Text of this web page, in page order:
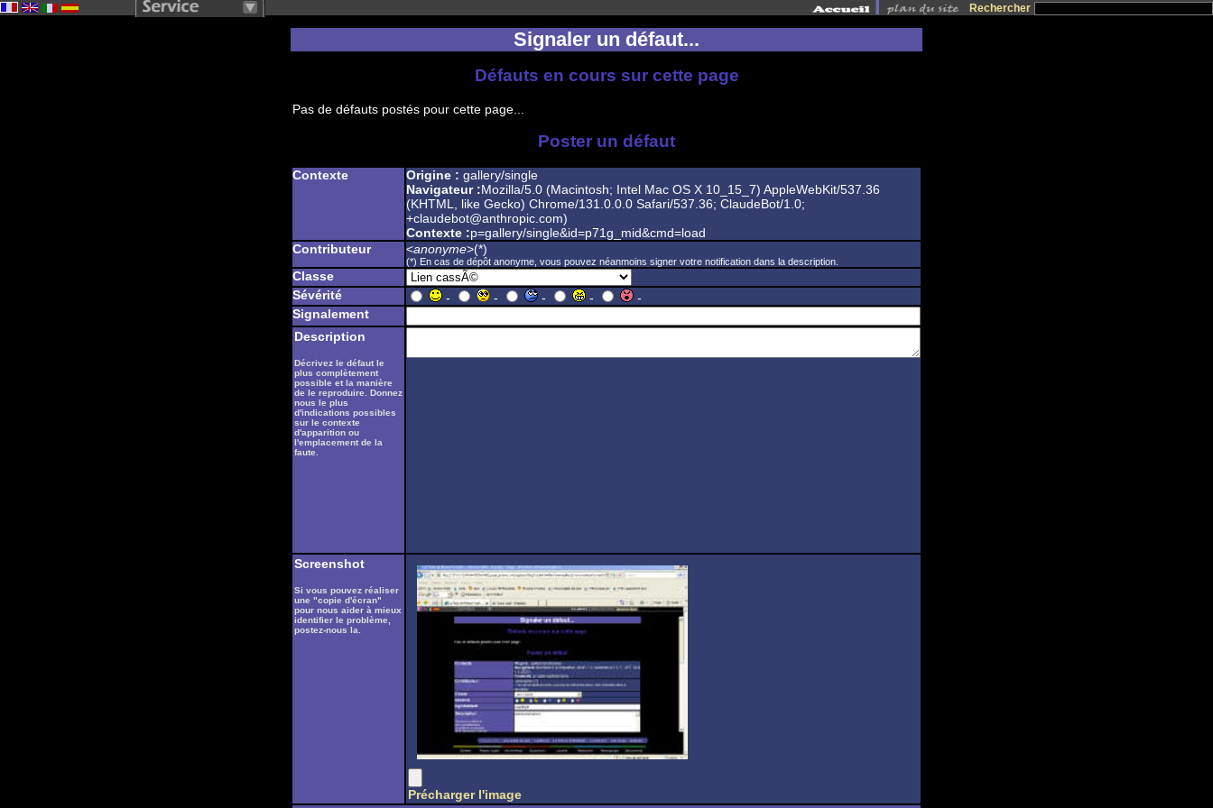
Rechercher
Signaler un défaut...
Défauts en cours sur cette page
Pas de défauts postés pour cette page...
Poster un défaut
Contexte Origine : gallery/single
Navigateur :Mozilla/5.0 (Macintosh; Intel Mac OS X 10_15_7) AppleWebKit/537.36
(KHTML, like Gecko) Chrome/131.0.0.0 Safari/537.36; ClaudeBot/1.0;
+claudebot@anthropic.com)
Contexte :p=gallery/single&id=p71g_mid&cmd=load
Contributeur
<anonyme>(*)
(*) En cas de dépôt anonyme, vous pouvez néanmoins signer votre notification dans la description.
Classe
Sévérité
- - - -
-
Signalement
Description
Décrivez le défaut le
plus complètement
possible et la manière
de le reproduire. Donnez
nous le plus
d'indications possibles
sur le contexte
d'apparition ou
l'emplacement de la
faute.
Screenshot
Si vous pouvez réaliser
une "copie d'écran"
pour nous aider à mieux
identifier le problème,
postez-nous la.
Précharger l'image